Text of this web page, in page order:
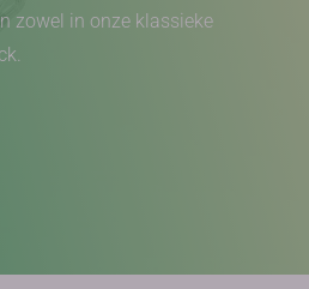
zowel in onze klassieke